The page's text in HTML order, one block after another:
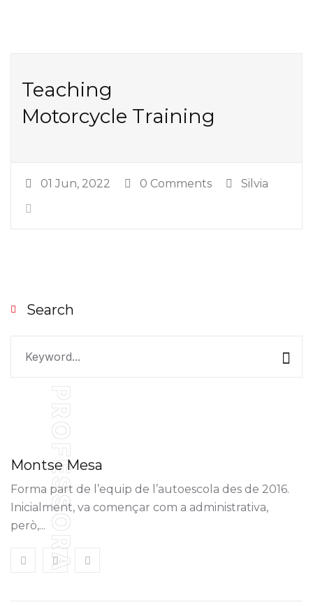
Teaching
Motorcycle Training
01 Jun, 2022 0 Comments Silvia
Search
PROFESSORA
Montse Mesa
Forma part de l’equip de l’autoescola des de 2016.
Inicialment, va començar com a administrativa,
però,...